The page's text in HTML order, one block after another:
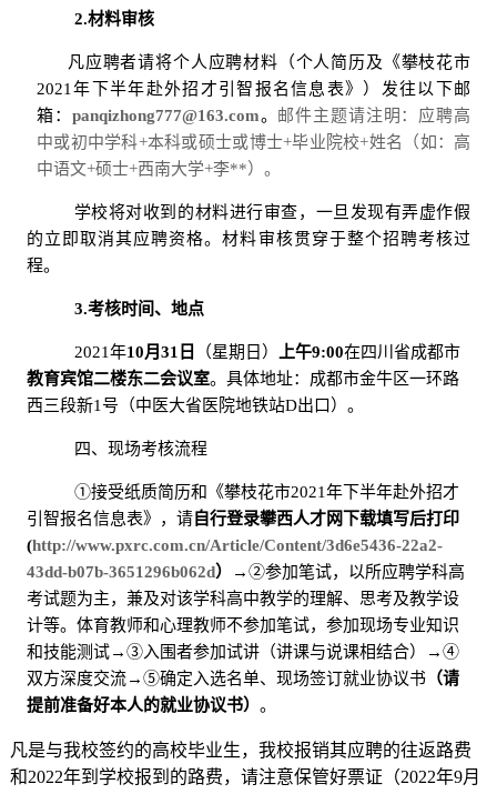
2.材料审核
凡应聘者请将个人应聘材料（个人简历及《攀枝花市
2021年下半年赴外招才引智报名信息表》）发往以下邮
箱： panqizhong777@163.com。 邮件主题请注明：应聘高
中或初中学科+本科或硕士或博士+毕业院校+姓名（如：高
中语文+硕士+西南大学+李**）。
学校将对收到的材料进行审查，一旦发现有弄虚作假
的立即取消其应聘资格。材料审核贯穿于整个招聘考核过
程。
3.考核时间、地点
2021年10月31 日 （星期日） 上午9:00在四川省成都市
教育宾馆二楼东二会议室。具体地址：成都市金牛区一环路
西三段新1号（中医大省医院地铁站D出口）。
四、现场考核流程
①接受纸质简历和《攀枝花市2021年下半年赴外招才
引智报名信息表》，请自行登录攀西人才网下载填写后打印
(http://www.pxrc.com.cn/Article/Content/3d6e5436-22a2-
43dd-b07b-3651296b062d）
→②参加笔试，以所应聘学科高
考试题为主，兼及对该学科高中教学的理解、思考及教学设
计等。体育教师和心理教师不参加笔试，参加现场专业知识
和技能测试→③入围者参加试讲（讲课与说课相结合）→④
双方深度交流→⑤确定入选名单、现场签订就业协议书（请
提前准备好本人的就业协议书） 。
凡是与我校签约的高校毕业生，我校报销其应聘的往返路费
和2022年到学校报到的路费，请注意保管好票证（2022年9月